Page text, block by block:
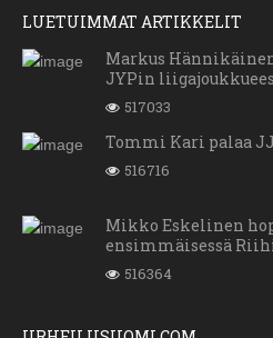
LUETUIMMAT ARTIKKELIT
Markus
JYPin
517033
Tommi Kari palaa
516716
Mikko Eskelinen
ensimmäisessä
516364